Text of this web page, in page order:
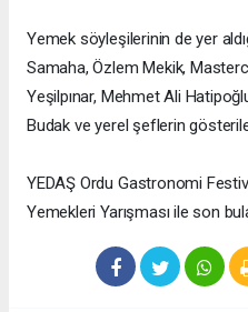
Yemek söyleşilerinin de yer
Samaha, Özlem Mekik,
Yeşilpınar, Mehmet Ali
Budak ve yerel şeflerin
YEDAŞ Ordu Gastronomi
Yemekleri Yarışması ile son